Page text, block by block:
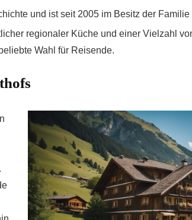
und ist seit 2005 im Besitz der Familie
regionaler Küche und einer Vielzahl
Wahl für Reisende.